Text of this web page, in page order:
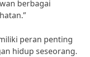
berbagai
peran penting
hidup seseorang.